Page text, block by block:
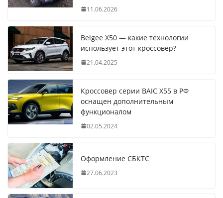
11.06.2026
Belgee X50 — какие технологии
использует этот кроссовер?
21.04.2025
Кроссовер серии BAIC X55 в РФ
оснащен дополнительным
функционалом
02.05.2024
Оформление СБКТС
27.06.2023